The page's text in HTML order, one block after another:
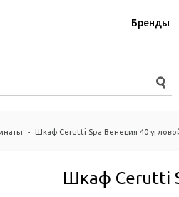
Бренды
- Шкаф Cerutti Spa Венеция 40
Шкаф Cerutti